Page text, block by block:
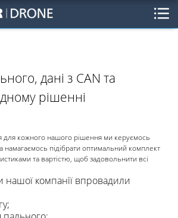
дані з CAN та
рішенні
для кожного нашого рішення ми керуємось
намагаємось підібрати оптимальний комплект
та вартістю, щоб задовольнити всі
нашої компанії впровадили